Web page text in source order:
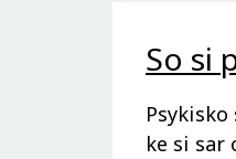
So si
ke si sar